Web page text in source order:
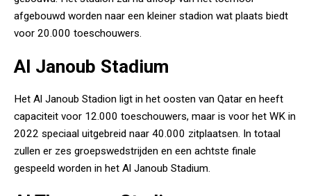
afgebouwd worden naar een kleiner stadion wat plaats biedt
voor 20.000 toeschouwers.
Al Janoub Stadium
Het Al Janoub Stadion ligt in het oosten van Qatar en heeft
capaciteit voor 12.000 toeschouwers, maar is voor het WK in
2022 speciaal uitgebreid naar 40.000 zitplaatsen. In totaal
zullen er zes groepswedstrijden en een achtste finale
gespeeld worden in het Al Janoub Stadium.